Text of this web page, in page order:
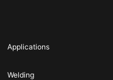
Applications
Welding